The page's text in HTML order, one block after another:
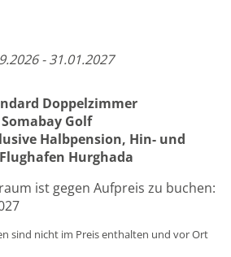
- 31.01.2027
Doppelzimmer
Golf
Halbpension, Hin- und
Hurghada
ist gegen Aufpreis zu buchen:
sind nicht im Preis enthalten und vor Ort